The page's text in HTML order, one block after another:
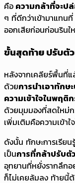
คือ ความกล้าที่จะป
ๆ ที่ดีกว่าเข้ามาแทนที่
ออกเสียก่อนก่อนรินใ
ขั้นสุดท้าย ปรับตัว
หลังจากเคลียร์พื้นที่แ
ด้วยการนำเอาทัก
ความเข้าใจในพฤติ
ด้วยมุมมองที่สดใหม่
เพิ่มเติมคือความเข้าใ
ดังนั้น ทักษะการเรีย
เป็นการที่กล้าปรับตั
อุทยานที่หยั่งรากลึก
ก็ไม่เคยล้มลง ท้ายนี้